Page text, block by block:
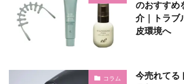
のおすすめ
介｜トラブ
皮環境へ
コラム
今売れてる